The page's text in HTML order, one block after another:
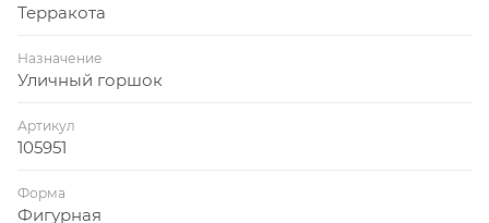
Терракота
Назначение
Уличный горшок
Артикул
105951
Форма
Фигурная